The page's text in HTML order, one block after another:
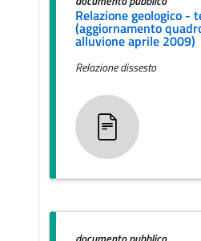
Relazione geologico -
(aggiornamento
alluvione aprile 2009)
Relazione dissesto